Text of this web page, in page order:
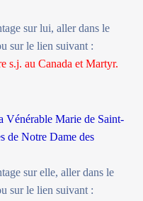
sur lui, aller dans le
sur le lien suivant :
s.j. au Canada et Martyr.
Vénérable Marie de Saint-
de Notre Dame des
sur elle, aller dans le
sur le lien suivant :